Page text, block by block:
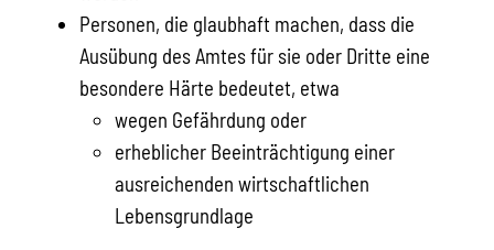
Personen, die glaubhaft machen, dass die
Ausübung des Amtes für sie oder Dritte eine
besondere Härte bedeutet, etwa
wegen Gefährdung oder
erheblicher Beeinträchtigung einer
ausreichenden wirtschaftlichen
Lebensgrundlage